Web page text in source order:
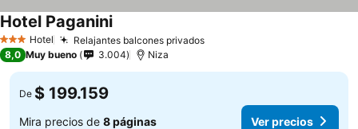
3 Estrellas
Hotel Relajantes balcones privados
Hotel Paganini
8,0 Muy bueno 3.004 Niza
De $ 199.159
Mira precios de 8 páginas Ver precios